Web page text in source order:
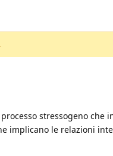
stressogeno che
implicano le relazioni